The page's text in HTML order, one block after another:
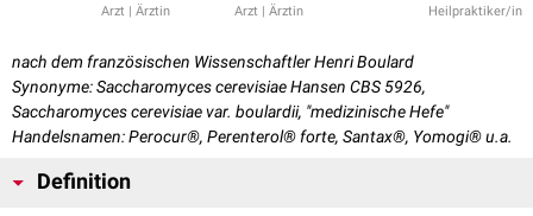
Arzt | Ärztin Arzt | Ärztin Heilpraktiker/in
nach dem französischen Wissenschaftler Henri Boulard
Synonyme: Saccharomyces cerevisiae Hansen CBS 5926,
Saccharomyces cerevisiae var. boulardii, "medizinische Hefe"
Handelsnamen: Perocur®, Perenterol® forte, Santax®, Yomogi® u.a.
Definition